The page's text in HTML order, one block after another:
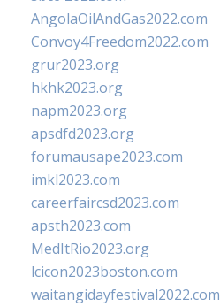
AngolaOilAndGas2022.com
Convoy4Freedom2022.com
grur2023.org
hkhk2023.org
napm2023.org
apsdfd2023.org
forumausape2023.com
imkl2023.com
careerfaircsd2023.com
apsth2023.com
MedItRio2023.org
lcicon2023boston.com
waitangidayfestival2022.com